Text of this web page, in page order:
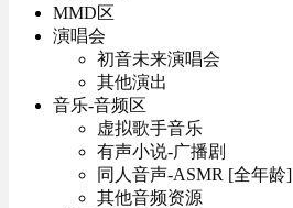
MMD区
演唱会
初音未来演唱会
其他演出
音乐-音频区
虚拟歌手音乐
有声小说-广播剧
同人音声-ASMR [全年龄]
其他音频资源